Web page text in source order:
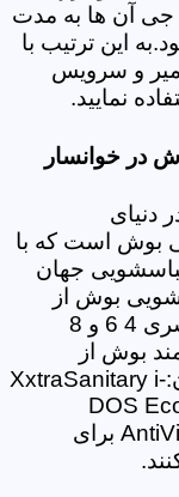
جی آن ها به مدت
این ترتیب با
و سرویس
نمایید.
در خوانسار
دنیای
بوش است که با
جهان
بوش از
ظرفیت 7 تا 9 کیلوگرمی و تحت سه سری 4 6 و 8
بوش از
تکنولوژی های منحصر به فردی همچون:XxtraSanitary i-
DOS
SuperQuick PowerWash و AntiVibration برای